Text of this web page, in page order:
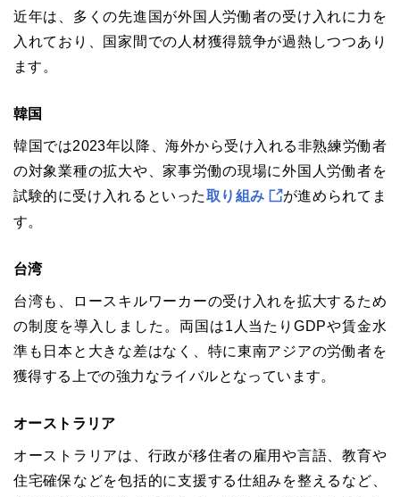
近年は、多くの先進国が外国人労働者の受け入れに力を
入れており、国家間での人材獲得競争が過熱しつつあり
ます。
韓国
韓国では2023年以降、海外から受け入れる非熟練労働者
の対象業種の拡大や、家事労働の現場に外国人労働者を
試験的に受け入れるといった取り組み
が進められてま
す。
台湾
台湾も、ロースキルワーカーの受け入れを拡大するため
の制度を導入しました。両国は1人当たりGDPや賃金水
準も日本と大きな差はなく、特に東南アジアの労働者を
獲得する上での強力なライバルとなっています。
オーストラリア
オーストラリアは、行政が移住者の雇用や言語、教育や
住宅確保などを包括的に支援する仕組みを整えるなど、